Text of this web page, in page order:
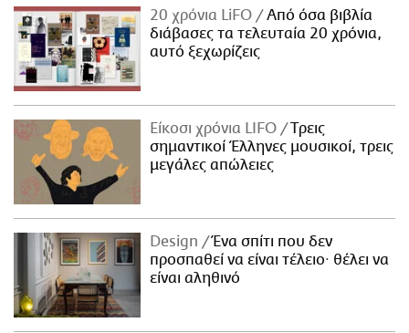
20 χρόνια LiFO
Από όσα βιβλία
διάβασες τα τελευταία 20 χρόνια,
αυτό ξεχωρίζεις
Είκοσι χρόνια LIFO
Tρεις
σημαντικοί Έλληνες μουσικοί, τρεις
μεγάλες απώλειες
Design
Ένα σπίτι που δεν
προσπαθεί να είναι τέλειο· θέλει να
είναι αληθινό